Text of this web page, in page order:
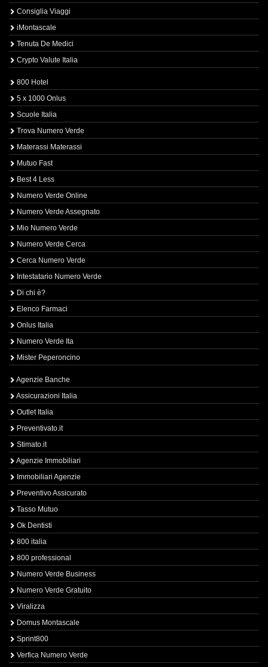
Consiglia Viaggi
iMontascale
Tenuta De Medici
Crypto Valute Italia
800 Hotel
5 x 1000 Onlus
Scuole Italia
Trova Numero Verde
Materassi Materassi
Mutuo Fast
Best 4 Less
Numero Verde Online
Numero Verde Assegnato
Mio Numero Verde
Numero Verde Cerca
Cerca Numero Verde
Intestatario Numero Verde
Di chi è?
Elenco Farmaci
Onlus Italia
Numero Verde Ita
Mister Peperoncino
Agenzie Banche
Assicurazioni Italia
Outlet Italia
Preventivato.it
Stimato.it
Agenzie Immobiliari
Immobiliari Agenzie
Preventivo Assicurato
Tasso Mutuo
Ok Dentisti
800 italia
800 professional
Numero Verde Business
Numero Verde Gratuito
Viralizza
Domus Montascale
Sprint800
Verfica Numero Verde